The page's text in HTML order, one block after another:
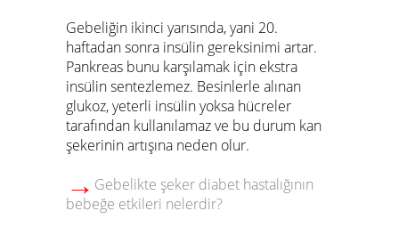
Gebeliğin ikinci yarısında, yani 20.
haftadan sonra insülin gereksinimi artar.
Pankreas bunu karşılamak için ekstra
insülin sentezlemez. Besinlerle alınan
glukoz, yeterli insülin yoksa hücreler
tarafından kullanılamaz ve bu durum kan
şekerinin artışına neden olur.
→ Gebelikte şeker diabet hastalığının
bebeğe etkileri nelerdir?